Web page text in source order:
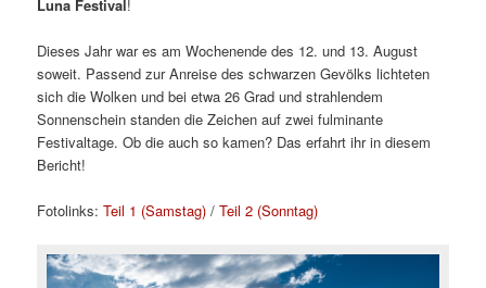
Luna Festival !
Dieses Jahr war es am Wochenende des 12. und 13. August
soweit. Passend zur Anreise des schwarzen Gevölks lichteten
sich die Wolken und bei etwa 26 Grad und strahlendem
Sonnenschein standen die Zeichen auf zwei fulminante
Festivaltage. Ob die auch so kamen? Das erfahrt ihr in diesem
Bericht!
Fotolinks:Teil 1 (Samstag) /Teil 2 (Sonntag)